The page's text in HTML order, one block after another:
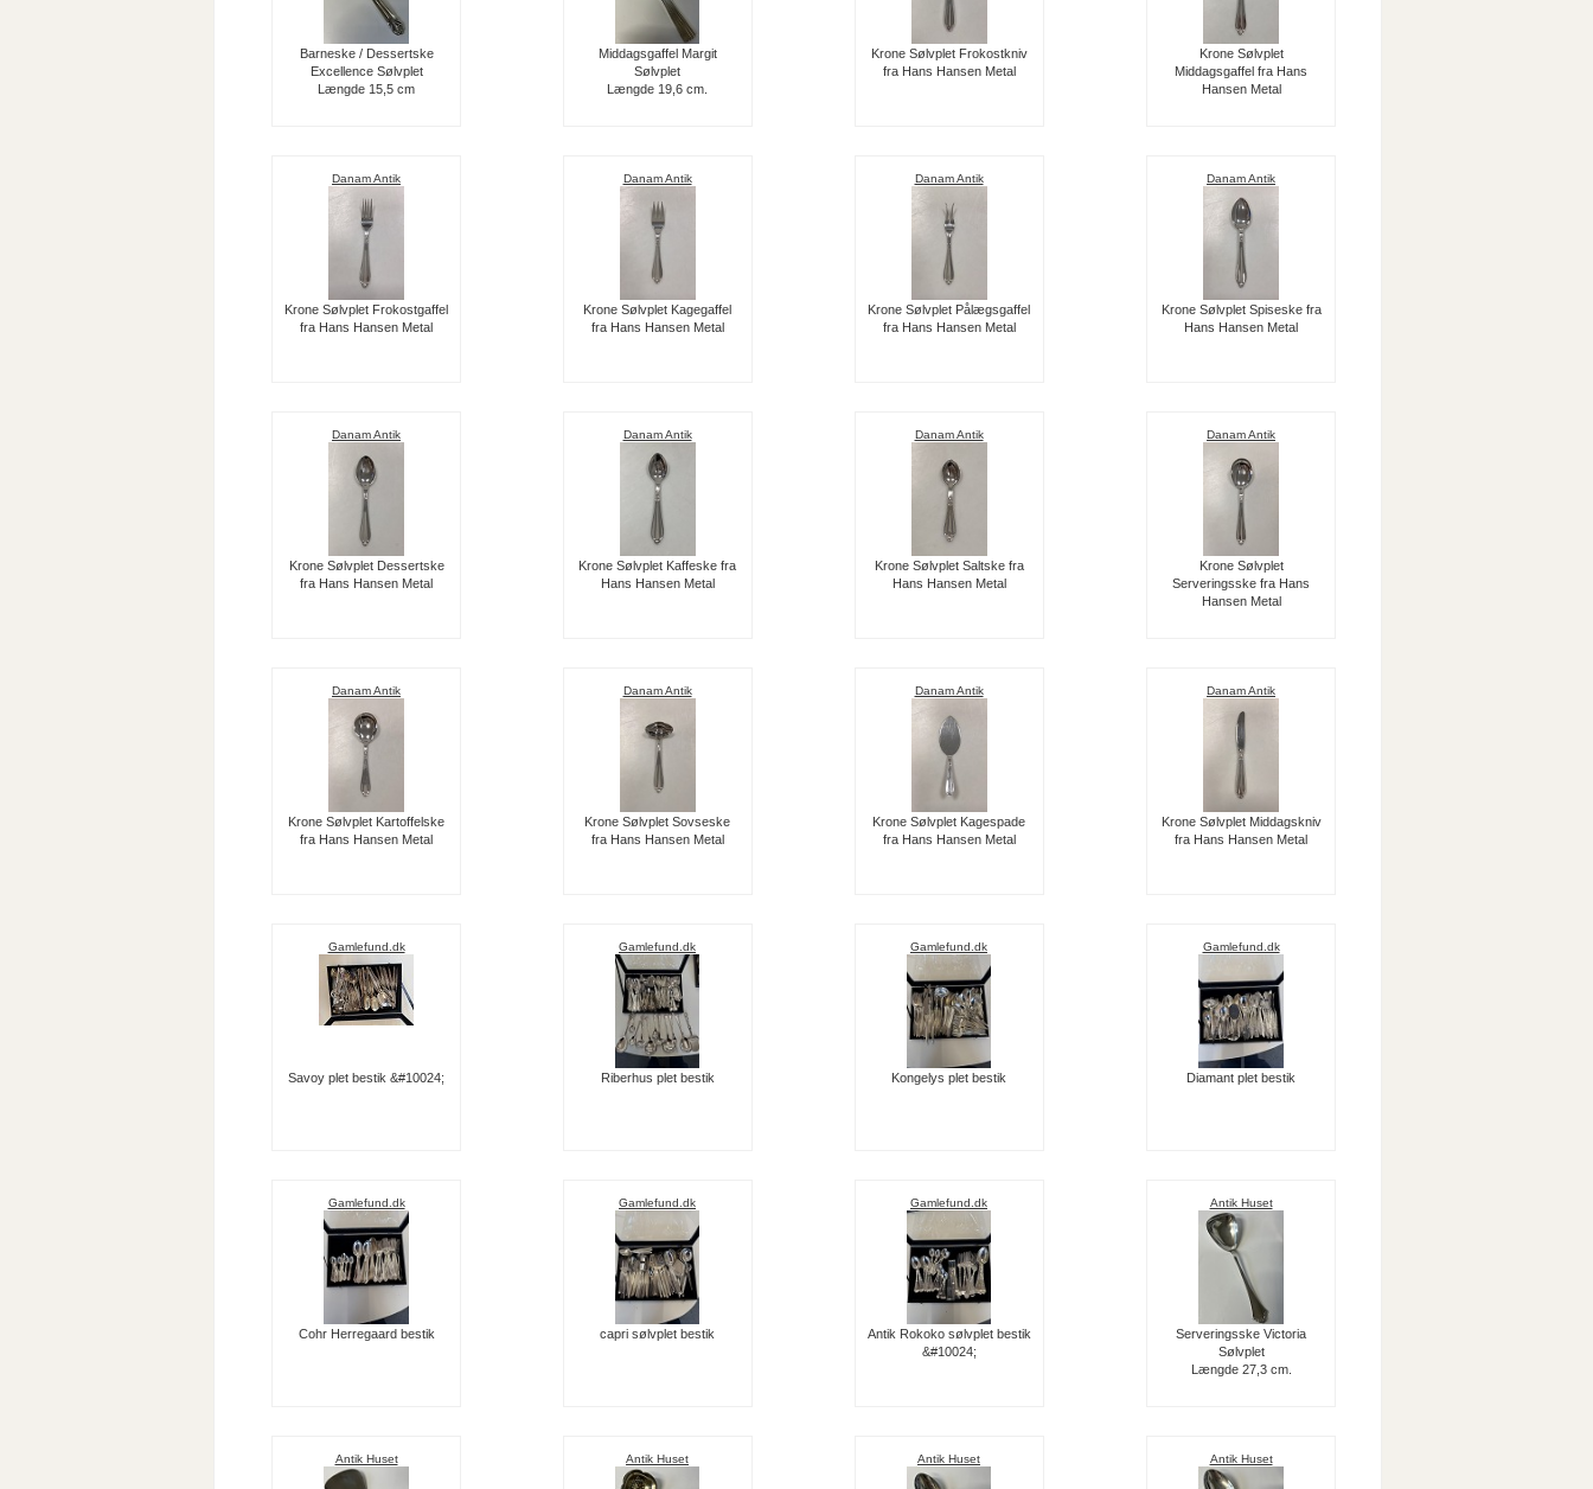
Barneske / Dessertske
Excellence Sølvplet
Længde 15,5 cm
Middagsgaffel Margit
Sølvplet
Længde 19,6 cm.
Krone Sølvplet Frokostkniv
fra Hans Hansen Metal
Krone Sølvplet
Middagsgaffel fra Hans
Hansen Metal
Danam Antik
Krone Sølvplet Frokostgaffel
fra Hans Hansen Metal
Danam Antik
Krone Sølvplet Kagegaffel
fra Hans Hansen Metal
Danam Antik
Krone Sølvplet Pålægsgaffel
fra Hans Hansen Metal
Danam Antik
Krone Sølvplet Spiseske fra
Hans Hansen Metal
Danam Antik
Krone Sølvplet Dessertske
fra Hans Hansen Metal
Danam Antik
Krone Sølvplet Kaffeske fra
Hans Hansen Metal
Danam Antik
Krone Sølvplet Saltske fra
Hans Hansen Metal
Danam Antik
Krone Sølvplet
Serveringsske fra Hans
Hansen Metal
Danam Antik
Krone Sølvplet Kartoffelske
fra Hans Hansen Metal
Danam Antik
Krone Sølvplet Sovseske
fra Hans Hansen Metal
Danam Antik
Krone Sølvplet Kagespade
fra Hans Hansen Metal
Danam Antik
Krone Sølvplet Middagskniv
fra Hans Hansen Metal
Gamlefund.dk
Savoy plet bestik &#10024;
Gamlefund.dk
Riberhus plet bestik
Gamlefund.dk
Kongelys plet bestik
Gamlefund.dk
Diamant plet bestik
Gamlefund.dk
Cohr Herregaard bestik
Gamlefund.dk
capri sølvplet bestik
Gamlefund.dk
Antik Rokoko sølvplet bestik
&#10024;
Antik Huset
Serveringsske Victoria
Sølvplet
Længde 27,3 cm.
Antik Huset Antik Huset Antik Huset Antik Huset